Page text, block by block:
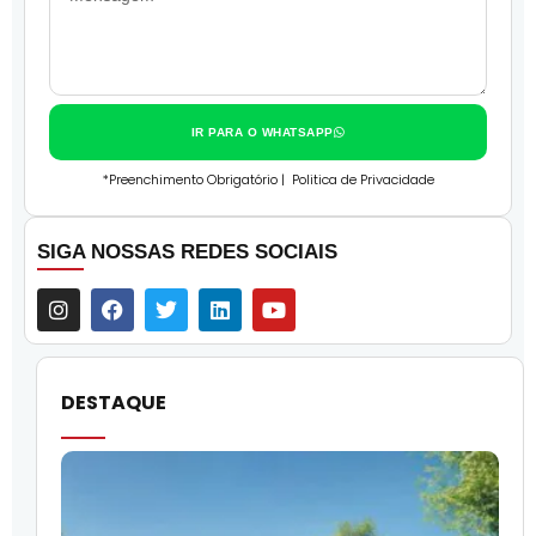
IR PARA O WHATSAPP
*Preenchimento Obrigatório | Politica de Privacidade
SIGA NOSSAS REDES SOCIAIS
DESTAQUE